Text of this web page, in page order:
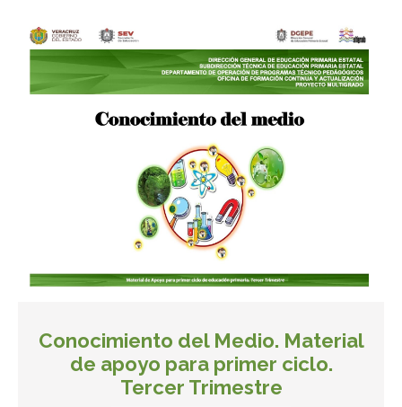
Conocimiento del Medio. Material
de apoyo para primer ciclo.
Tercer Trimestre